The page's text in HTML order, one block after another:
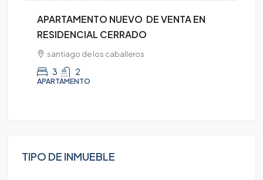
APARTAMENTO NUEVO DE VENTA EN
RESIDENCIAL CERRADO
santiago de los caballeros
3 2
APARTAMENTO
TIPO DE INMUEBLE